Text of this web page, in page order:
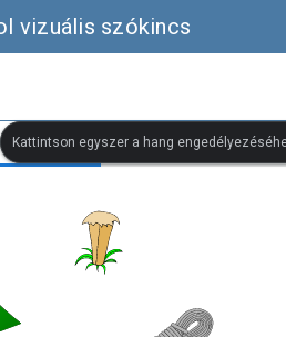
vizuális szókincs
Kattintson egyszer a hang